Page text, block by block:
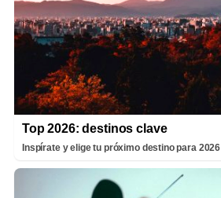
Top 2026: destinos clave
Inspírate y elige tu próximo destino para 2026